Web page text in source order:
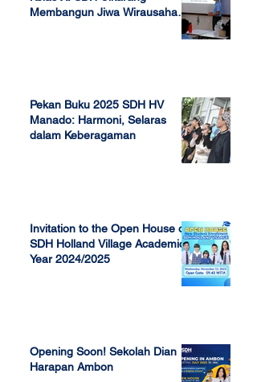
Membangun Jiwa Wirausaha
Pekan Buku 2025 SDH HV
Manado: Harmoni, Selaras
dalam Keberagaman
Invitation to the Open House of
SDH Holland Village Academic
Year 2024/2025
Opening Soon! Sekolah Dian
Harapan Ambon